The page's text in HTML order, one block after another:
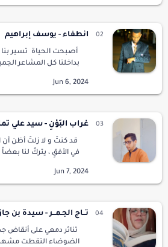
الصبر …
انطفاء - يوسف إبراهيم
أصبحت الحياة تسير
بداخلنا كل المشاعر
الأمر مؤلم كما توقعته من
غراب البَوْنِ - سيد علي
قد كنتُ و لا زلتُ أظن أن
في الأفقِ ، يتركُ لنا
الرؤوس ... ولكن هيها…
تــاج الجـمــر - سيدة بن
تناثر دمعي على
الضوضاء التقطت